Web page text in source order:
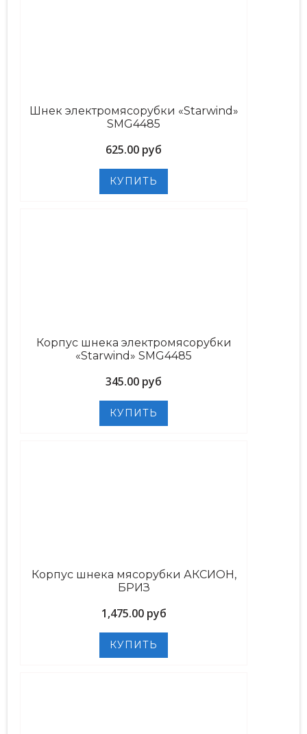
Шнек электромясорубки «Starwind»
SMG4485
625.00 руб
Корпус шнека электромясорубки
«Starwind» SMG4485
345.00 руб
Корпус шнека мясорубки АКСИОН,
БРИЗ
1,475.00 руб